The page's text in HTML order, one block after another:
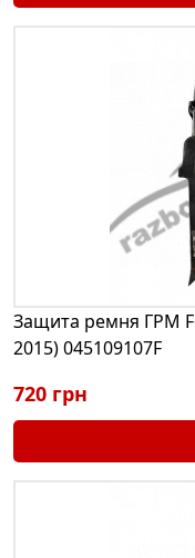
Защита ремня ГРМ
2015) 045109107F
720 грн